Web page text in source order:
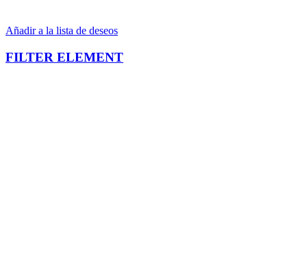
Añadir a la lista de deseos
FILTER ELEMENT